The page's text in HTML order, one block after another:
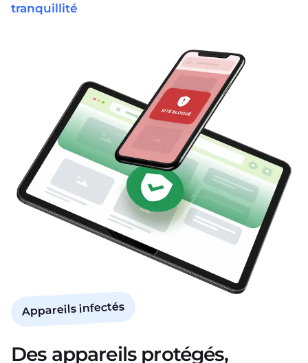
tranquillité
Appareils infectés
Des appareils protégés,